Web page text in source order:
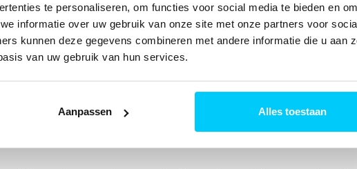
te personaliseren, om functies voor social media te bieden en
informatie over uw gebruik van onze site met onze partners voor
kunnen deze gegevens combineren met andere informatie die u aan
van uw gebruik van hun services.
Aanpassen Alles toestaan
een rijtje
hoog.
pop wordt minimaal een dag van tevoren bezorgd.
buurt, de dag na het feest.